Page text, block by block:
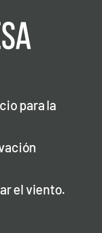
para la
el viento.